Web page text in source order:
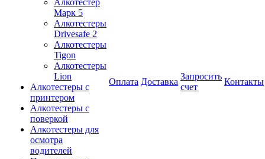
Алкотестер
Марк 5
Алкотестеры
Drivesafe 2
Алкотестеры
Tigon
Алкотестеры
Lion
Алкотестеры с
принтером
Алкотестеры с
поверкой
Алкотестеры для
осмотра
водителей
Оплата Доставка
Запросить
счет
Контакты